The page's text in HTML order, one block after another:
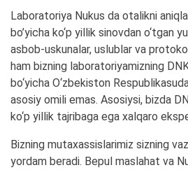
Laboratoriya Nukus da otalikni
bo’yicha ko‘p yillik sinovdan o‘tgan
asbob-uskunalar, uslublar va
ham bizning laboratoriyamizning
bo‘yicha O‘zbekiston
asosiy omili emas. Asosiysi, bizda
ko‘p yillik tajribaga ega xalqaro
Bizning mutaxassislarimiz sizning
yordam beradi. Bepul maslahat va